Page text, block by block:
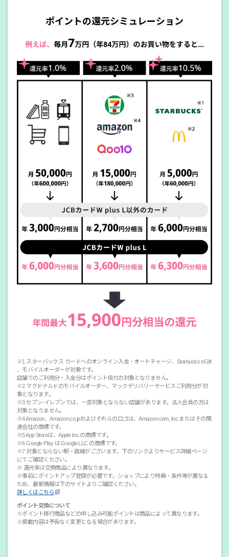
ポイントの還元シミュレーション
※1 スターバックス カードへのオンライン入金・オートチャージ、Starbucks eGift
、モバイルオーダーが対象です。
店舗でのご利用分・入金分はポイント倍付の対象となりません。
※2 マクドナルドのモバイルオーダー、マックデリバリーサービスご利用分が対
象となります。
※3 セブン‐イレブンでは、一部対象とならない店舗があります。法人会員の方は
対象となりません。
※4 Amazon、Amazon.co.jpおよびそれらのロゴは、Amazon.com, Inc.またはその関
連会社の商標です。
※5 App Storeは、Apple Inc.の商標です。
※6 Google Play は Google LLC の商標です。
※7 対象とならない駅・路線がございます。下のリンクよりサービス詳細ページ
にてご確認ください。
※ 還元率は交換商品により異なります。
※事前にポイントアップ登録が必要です。ショップにより特典・条件等が異なる
ため、最新情報は下のサイトよりご確認ください。
詳しくはこちら
ポイント交換について
※ポイント移行商品などの申し込み可能ポイントは商品によって異なります。
※掲載内容は予告なく変更となる場合があります。